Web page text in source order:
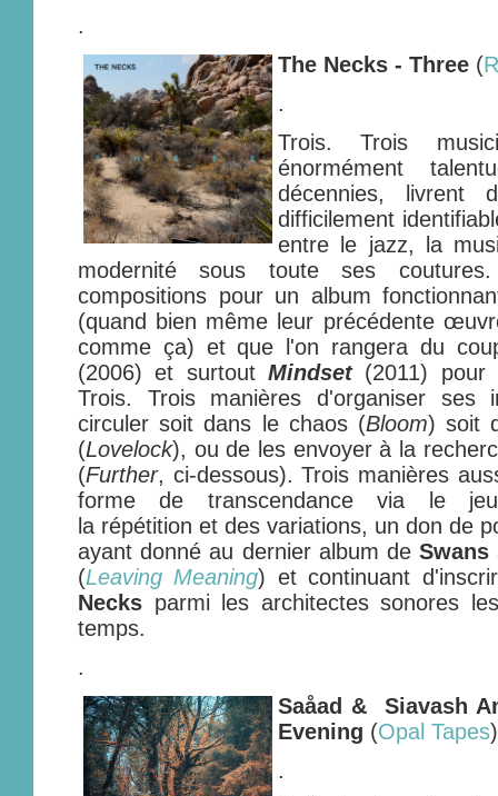
.
The Necks - Three (
.
Trois. Trois
énormément
décennies, livrent
difficilement
entre le jazz, la
modernité sous toute ses
compositions pour un album
(quand bien même leur précédente
comme ça) et que l'on rangera du
(2006) et surtout Mindset(2011) pour
Trois. Trois manières d'organiser ses
circuler soit dans le chaos (Bloom) soit
(Lovelock), ou de les envoyer à la
(Further, ci-dessous). Trois manières
forme de transcendance via le
la répétition et des variations, un don de
ayant donné au dernier album deSwans
(Leaving Meaning) et continuant
Necks parmi les architectes sonores
temps.
.
Saåad & Siavash
Evening (Opal Tapes)
.